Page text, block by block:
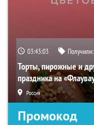
03:43:02 Получили:
Торты, пирожные и
праздника на
Россия
Промокод